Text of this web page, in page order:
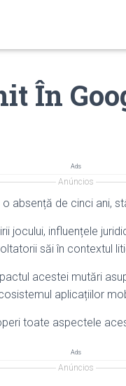
În
Ads
Anúncios
absență de cinci ani,
jocului, influențele
săi în contextul
acestei mutări
aplicațiilor
toate aspectele
Ads
Anúncios